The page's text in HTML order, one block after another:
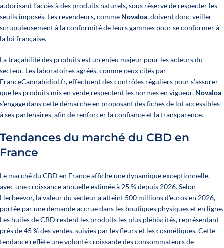
autorisant l’accès à des produits naturels, sous réserve de respecter les
seuils imposés. Les revendeurs, comme Novaloa, doivent donc veiller
scrupuleusement à la conformité de leurs gammes pour se conformer à
la loi française.
La traçabilité des produits est un enjeu majeur pour les acteurs du
secteur. Les laboratoires agréés, comme ceux cités par
FranceCannabidiol.fr, effectuent des contrôles réguliers pour s’assurer
que les produits mis en vente respectent les normes en vigueur. Novaloa
s’engage dans cette démarche en proposant des fiches de lot accessibles
à ses partenaires, afin de renforcer la confiance et la transparence.
Tendances du marché du CBD en
France
Le marché du CBD en France affiche une dynamique exceptionnelle,
avec une croissance annuelle estimée à 25 % depuis 2026. Selon
Herbeevor, la valeur du secteur a atteint 500 millions d’euros en 2026,
portée par une demande accrue dans les boutiques physiques et en ligne.
Les huiles de CBD restent les produits les plus plébiscités, représentant
près de 45 % des ventes, suivies par les fleurs et les cosmétiques. Cette
tendance reflète une volonté croissante des consommateurs de